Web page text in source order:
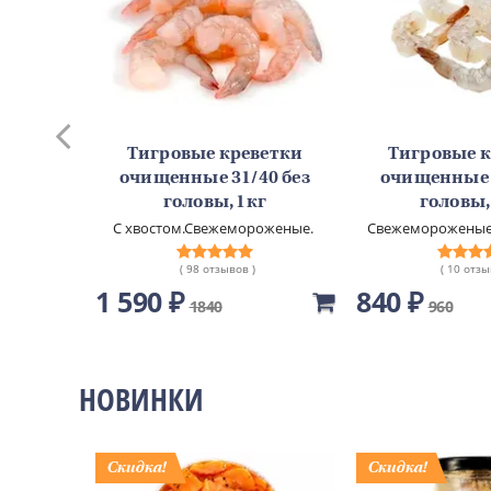
Тигровые креветки
очищенные 31/40 без
головы, 1кг
С хвостом.Свежемороженые.
( 98 отзывов )
1 590 ₽ 1840
Тигровые
очищенные
головы,
( 10
840 ₽ 960
НОВИНКИ